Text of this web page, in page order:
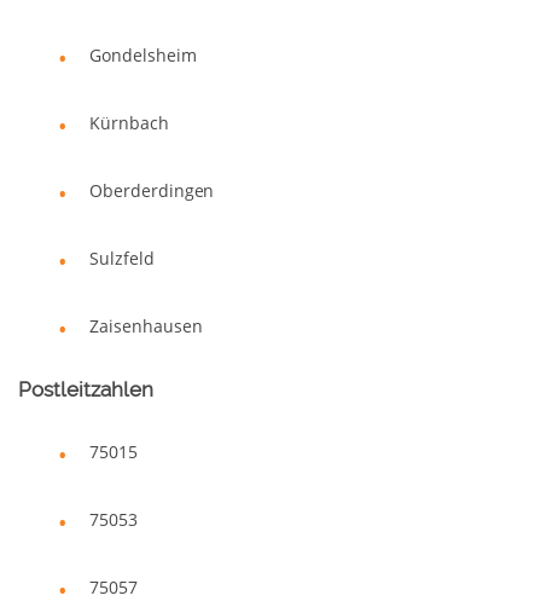
Gondelsheim
Kürnbach
Oberderdingen
Sulzfeld
Zaisenhausen
Postleitzahlen
75015
75053
75057